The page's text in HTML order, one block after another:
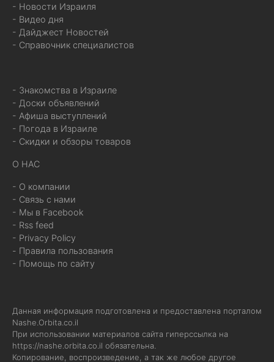
- Новости Израиля
- Видео дня
- Дайджест Новостей
- Справочник специалистов
- Знакомства в Израиле
- Доски объявлений
- Афиша выступлений
- Погода в Израиле
- Скидки и обзоры товаров
О НАС
- О компании
- Связь с нами
- Мы в Facebook
- Rss feed
- Privacy Policy
- Правила пользования
- Помощь по сайту
Данная информация подготовлена и предоставлена порталом
Nashe.Orbita.co.il
При использовании материалов сайта гиперссылка на
https://nashe.orbita.co.il обязательна.
Копирование, воспроизведение, а так же любое другое